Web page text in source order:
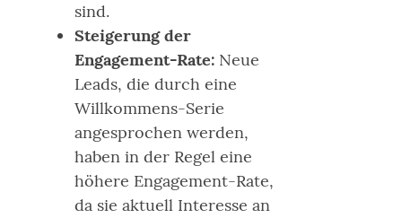
sind.
Steigerung der
Engagement-Rate: Neue
Leads, die durch eine
Willkommens-Serie
angesprochen werden,
haben in der Regel eine
höhere Engagement-Rate,
da sie aktuell Interesse an